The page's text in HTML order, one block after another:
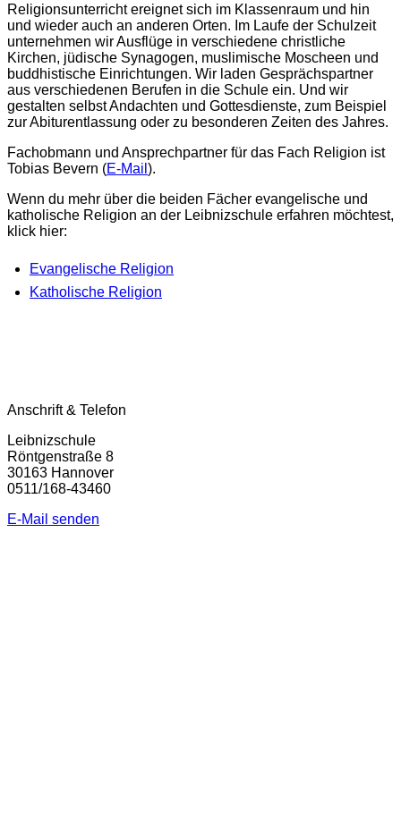
Religionsunterricht ereignet sich im Klassenraum und hin
und wieder auch an anderen Orten. Im Laufe der Schulzeit
unternehmen wir Ausflüge in verschiedene christliche
Kirchen, jüdische Synagogen, muslimische Moscheen und
buddhistische Einrichtungen. Wir laden Gesprächspartner
aus verschiedenen Berufen in die Schule ein. Und wir
gestalten selbst Andachten und Gottesdienste, zum Beispiel
zur Abiturentlassung oder zu besonderen Zeiten des Jahres.
Fachobmann und Ansprechpartner für das Fach Religion ist
Tobias Bevern (E-Mail ).
Wenn du mehr über die beiden Fächer evangelische und
katholische Religion an der Leibnizschule erfahren möchtest,
klick hier:
Evangelische Religion
Katholische Religion
Anschrift & Telefon
Leibnizschule
Röntgenstraße 8
30163 Hannover
0511/168-43460
E-Mail senden